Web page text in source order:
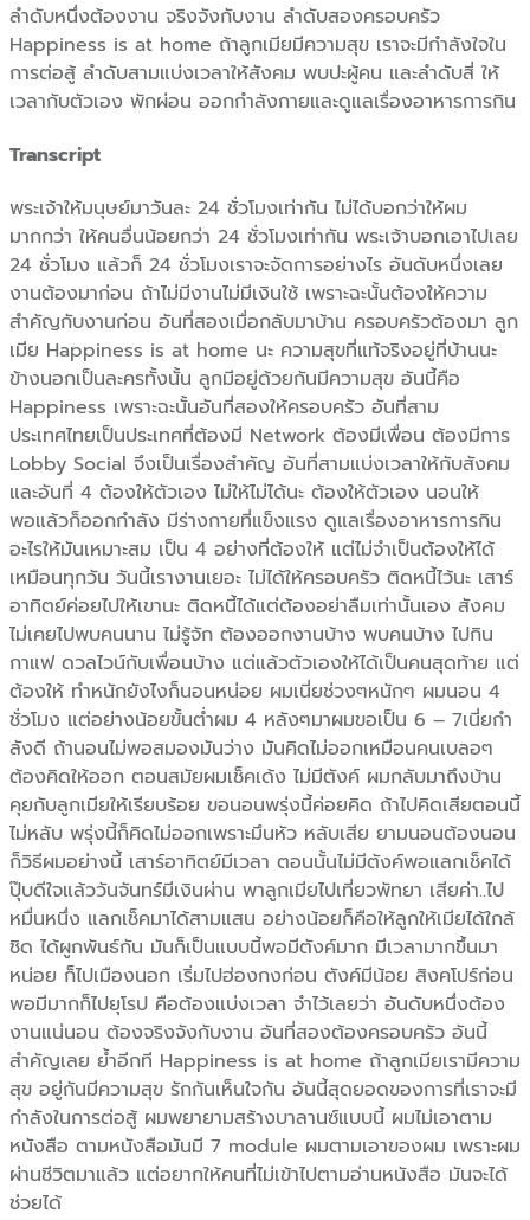
ลำดับหนึ่งต้องงาน จริงจังกับงาน ลำดับสองครอบครัว
Happiness is at home ถ้าลูกเมียมีความสุข เราจะมีกำลังใจใน
การต่อสู้ ลำดับสามแบ่งเวลาให้สังคม พบปะผู้คน และลำดับสี่ ให้
เวลากับตัวเอง พักผ่อน ออกกำลังกายและดูแลเรื่องอาหารการกิน
Transcript
พระเจ้าให้มนุษย์มาวันละ 24 ชั่วโมงเท่ากัน ไม่ได้บอกว่าให้ผม
มากกว่า ให้คนอื่นน้อยกว่า 24 ชั่วโมงเท่ากัน พระเจ้าบอกเอาไปเลย
24 ชั่วโมง แล้วก็ 24 ชั่วโมงเราจะจัดการอย่างไร อันดับหนึ่งเลย
งานต้องมาก่อน ถ้าไม่มีงานไม่มีเงินใช้ เพราะฉะนั้นต้องให้ความ
สำคัญกับงานก่อน อันที่สองเมื่อกลับมาบ้าน ครอบครัวต้องมา ลูก
เมีย Happiness is at home นะ ความสุขที่แท้จริงอยู่ที่บ้านนะ
ข้างนอกเป็นละครทั้งนั้น ลูกมีอยู่ด้วยกันมีความสุข อันนี้คือ
Happiness เพราะฉะนั้นอันที่สองให้ครอบครัว อันที่สาม
ประเทศไทยเป็นประเทศที่ต้องมี Network ต้องมีเพื่อน ต้องมีการ
Lobby Social จึงเป็นเรื่องสำคัญ อันที่สามแบ่งเวลาให้กับสังคม
และอันที่ 4 ต้องให้ตัวเอง ไม่ให้ไม่ได้นะ ต้องให้ตัวเอง นอนให้
พอแล้วก็ออกกำลัง มีร่างกายที่แข็งแรง ดูแลเรื่องอาหารการกิน
อะไรให้มันเหมาะสม เป็น 4 อย่างที่ต้องให้ แต่ไม่จำเป็นต้องให้ได้
เหมือนทุกวัน วันนี้เรางานเยอะ ไม่ได้ให้ครอบครัว ติดหนี้ไว้นะ เสาร์
อาทิตย์ค่อยไปให้เขานะ ติดหนี้ได้แต่ต้องอย่าลืมเท่านั้นเอง สังคม
ไม่เคยไปพบคนนาน ไม่รู้จัก ต้องออกงานบ้าง พบคนบ้าง ไปกิน
กาแฟ ดวลไวน์กับเพื่อนบ้าง แต่แล้วตัวเองให้ได้เป็นคนสุดท้าย แต่
ต้องให้ ทำหนักยังไงก็นอนหน่อย ผมเนี่ยช่วงๆหนักๆ ผมนอน 4
ชั่วโมง แต่อย่างน้อยขั้นต่ำผม 4 หลังๆมาผมขอเป็น 6 – 7เนี่ยกำ
ลังดี ถ้านอนไม่พอสมองมันว่าง มันคิดไม่ออกเหมือนคนเบลอๆ
ต้องคิดให้ออก ตอนสมัยผมเช็คเด้ง ไม่มีตังค์ ผมกลับมาถึงบ้าน
คุยกับลูกเมียให้เรียบร้อย ขอนอนพรุ่งนี้ค่อยคิด ถ้าไปคิดเสียตอนนี้
ไม่หลับ พรุ่งนี้ก็คิดไม่ออกเพราะมึนหัว หลับเสีย ยามนอนต้องนอน
ก็วิธีผมอย่างนี้ เสาร์อาทิตย์มีเวลา ตอนนั้นไม่มีตังค์พอแลกเช็คได้
ปุ๊บดีใจแล้ววันจันทร์มีเงินผ่าน พาลูกเมียไปเที่ยวพัทยา เสียค่า..ไป
หมื่นหนึ่ง แลกเช็คมาได้สามแสน อย่างน้อยก็คือให้ลูกให้เมียได้ใกล้
ชิด ได้ผูกพันธ์กัน มันก็เป็นแบบนี้พอมีตังค์มาก มีเวลามากขึ้นมา
หน่อย ก็ไปเมืองนอก เริ่มไปฮ่องกงก่อน ตังค์มีน้อย สิงคโปร์ก่อน
พอมีมากก็ไปยุโรป คือต้องแบ่งเวลา จำไว้เลยว่า อันดับหนึ่งต้อง
งานแน่นอน ต้องจริงจังกับงาน อันที่สองต้องครอบครัว อันนี้
สำคัญเลย ย้ำอีกที Happiness is at home ถ้าลูกเมียเรามีความ
สุข อยู่กันมีความสุข รักกันเห็นใจกัน อันนี้สุดยอดของการที่เราจะมี
กำลังในการต่อสู้ ผมพยายามสร้างบาลานซ์แบบนี้ ผมไม่เอาตาม
หนังสือ ตามหนังสือมันมี 7 module ผมตามเอาของผม เพราะผม
ผ่านชีวิตมาแล้ว แต่อยากให้คนที่ไม่เข้าไปตามอ่านหนังสือ มันจะได้
ช่วยได้